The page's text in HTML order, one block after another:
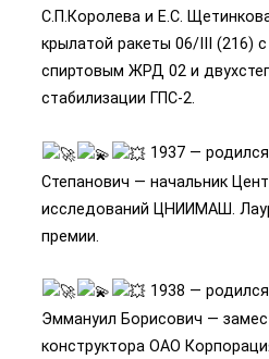
С.П.Королева и Е.С.
крылатой ракеты 06/III (216)
спиртовым ЖРД 02 и
стабилизации ГПС-2.
1937 —
Степанович — начальник
исследований ЦНИИМАШ.
премии.
1938 —
Эммануил Борисович —
конструктора ОАО